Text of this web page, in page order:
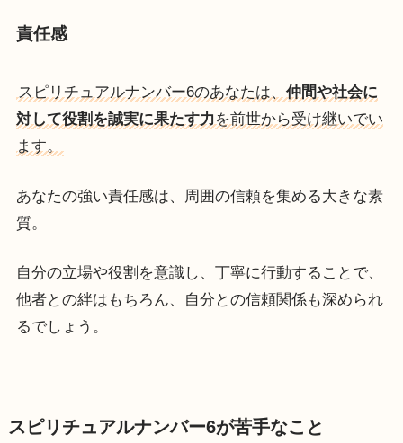
責任感
スピリチュアルナンバー6のあなたは、 仲間や社会に
対して役割を誠実に果たす力 を前世から受け継いでい
ます。
あなたの強い責任感は、周囲の信頼を集める大きな素
質。
自分の立場や役割を意識し、丁寧に行動することで、
他者との絆はもちろん、自分との信頼関係も深められ
るでしょう。
スピリチュアルナンバー6が苦手なこと